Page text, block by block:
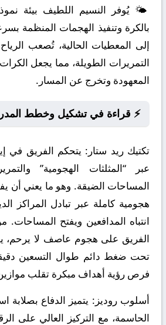
🌤️ يُوفر النسيم اللطيف بيئة
بالكرة وتنفيذ الهجمات المنظمة
إلى المعطيات الحالية، تُصعب
التمريرات الطويلة، مما يجعل
المعهودة وتخرج عن المسار.
⚡ قراءة في تشكيل وخطط
تكتيك ريد ستار: يتحكم الفريق في
عبر “المثلثات الهجومية”
المساحات الضيقة. وهو ما يعني أن
هجومية كاملة عبر تبادل المراكز
انتباه المدافعين ويفتح
الفريق على هجوم عاصف لا يرحم،
تحت ضغط دائم طوال التسعين
فرص رؤية أهداف مبكرة تقلب
أسلوب روديز: يتميز الدفاع بصلابة
الحاسمة، مع التركيز العالي على